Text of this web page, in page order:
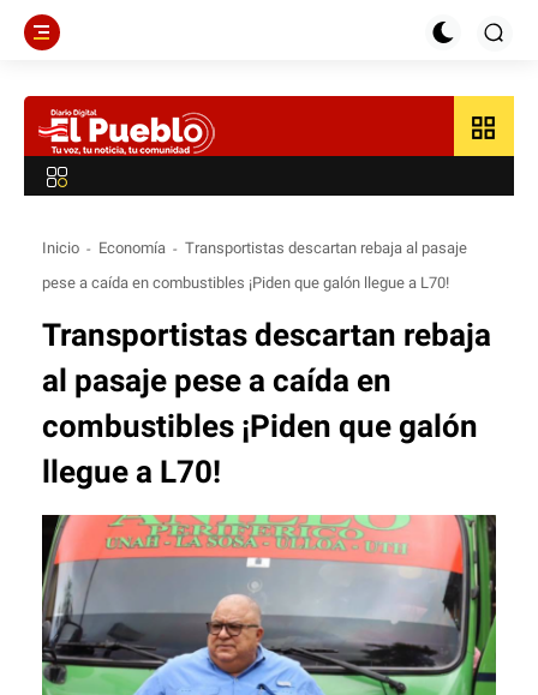
grid_view
Inicio Economía
Transportistas descartan rebaja al pasaje
pese a caída en combustibles ¡Piden que galón llegue a L70!
Transportistas descartan rebaja
al pasaje pese a caída en
combustibles ¡Piden que galón
llegue a L70!